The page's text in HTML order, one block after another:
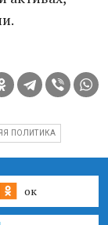
ПОЛИТИКА
ок